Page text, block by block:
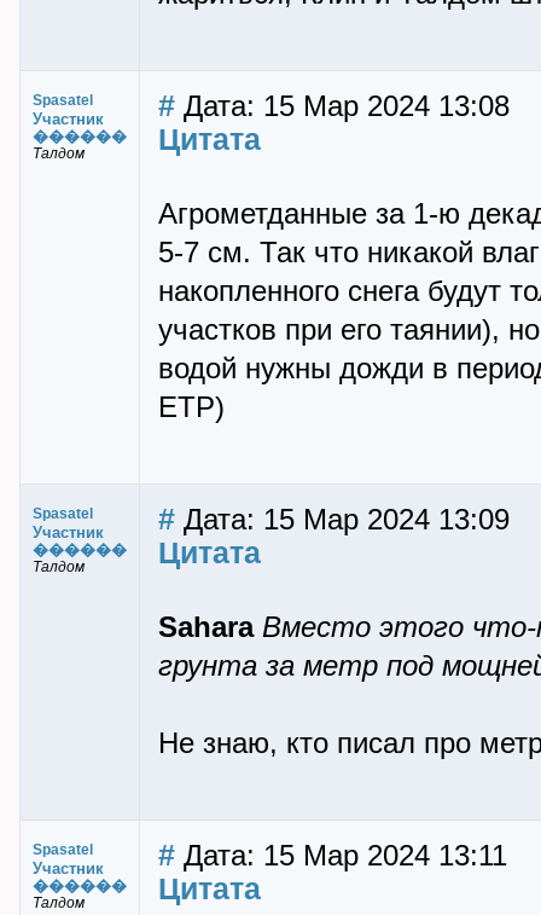
Spasatel
Участник
������
Талдом
# Дата: 15 Мар 2024 13:08
Цитата
Агрометданные за 1-ю
5-7 см. Так что никакой
накопленного снега будут
участков при его таянии),
водой нужны дожди в
ЕТР)
Spasatel
Участник
������
Талдом
# Дата: 15 Мар 2024 13:09
Цитата
Sahara Вместо этого
грунта за метр под
Не знаю, кто писал про
Spasatel
Участник
������
Талдом
# Дата: 15 Мар 2024 13:11
Цитата